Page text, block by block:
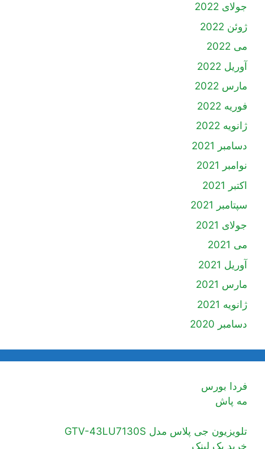
جولای 2022
ژوئن 2022
می 2022
آوریل 2022
مارس 2022
فوریه 2022
ژانویه 2022
دسامبر 2021
نوامبر 2021
اکتبر 2021
سپتامبر 2021
جولای 2021
می 2021
آوریل 2021
مارس 2021
ژانویه 2021
دسامبر 2020
فردا بورس
مه پاش
تلویزیون جی پلاس مدل GTV-43LU7130S
خرید بک لینک